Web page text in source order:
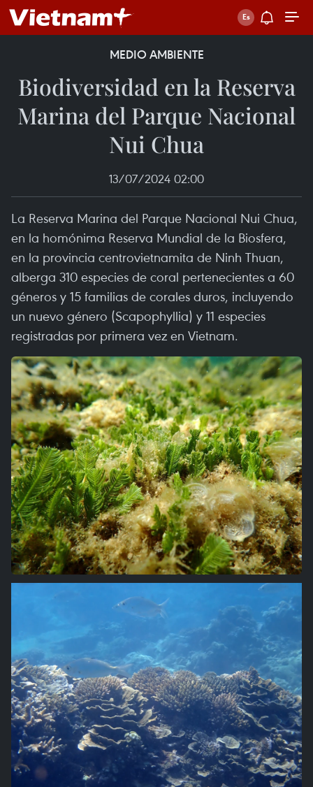
MEDIO AMBIENTE
Biodiversidad en la Reserva
Marina del Parque Nacional
Nui Chua
13/07/2024 02:00
La Reserva Marina del Parque Nacional Nui Chua,
en la homónima Reserva Mundial de la Biosfera,
en la provincia centrovietnamita de Ninh Thuan,
alberga 310 especies de coral pertenecientes a 60
géneros y 15 familias de corales duros, incluyendo
un nuevo género (Scapophyllia) y 11 especies
registradas por primera vez en Vietnam.